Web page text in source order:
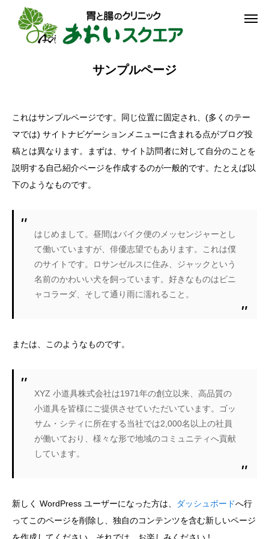
サンプルページ
これはサンプルページです。同じ位置に固定され、(多くのテー
マでは) サイトナビゲーションメニューに含まれる点がブログ投
稿とは異なります。まずは、サイト訪問者に対して自分のことを
説明する自己紹介ページを作成するのが一般的です。たとえば以
下のようなものです。
はじめまして。昼間はバイク便のメッセンジャーとし
て働いていますが、俳優志望でもあります。これは僕
のサイトです。ロサンゼルスに住み、ジャックという
名前のかわいい犬を飼っています。好きなものはピニ
ャコラーダ、そして通り雨に濡れること。
または、このようなものです。
XYZ 小道具株式会社は1971年の創立以来、高品質の
小道具を皆様にご提供させていただいています。ゴッ
サム・シティに所在する当社では2,000名以上の社員
が働いており、様々な形で地域のコミュニティへ貢献
しています。
新しく WordPress ユーザーになった方は、 ダッシュボードへ行
ってこのページを削除し、独自のコンテンツを含む新しいページ
クリニック紹介
受診案内
診療案内
お知らせ
アクセス
サプリメント販売